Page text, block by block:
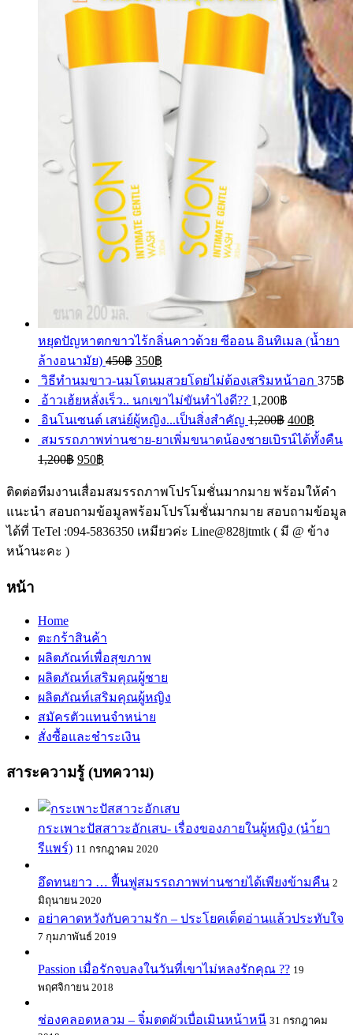
หยุดปัญหาตกขาวไร้กลิ่นคาวด้วย ซีออน อินทิเมล (น้ำยา
ล้างอนามัย) 450฿ 350฿
วิธีทำนมขาว-นมโตนมสวยโดยไม่ต้องเสริมหน้าอก 375฿
อ้าวเฮ้ยหลั่งเร็ว.. นกเขาไม่ขันทำไงดี?? 1,200฿
อินโนเซนต์ เสน่ย์ผู้หญิง...เป็นสิ่งสำคัญ 1,200฿ 400฿
สมรรถภาพท่านชาย-ยาเพิ่มขนาดน้องชายเบิรน์ได้ทั้งคืน
1,200฿ 950฿
ติดต่อทีมงานเสื่อมสมรรถภาพโปรโมชั่นมากมาย พร้อมให้คำ
แนะนำ สอบถามข้อมูลพร้อมโปรโมชั่นมากมาย สอบถามข้อมูล
ได้ที่ TeTel :094-5836350 เหมียวค่ะ Line@828jtmtk ( มี @ ข้าง
หน้านะคะ )
หน้า
Home
ตะกร้าสินค้า
ผลิตภัณท์เพื่อสุขภาพ
ผลิตภัณท์เสริมคุณผู้ชาย
ผลิตภัณท์เสริมคุณผู้หญิง
สมัครตัวแทนจำหน่าย
สั่งซื้อและชำระเงิน
สาระความรู้ (บทความ)
กระเพาะปัสสาวะอักเสบ- เรื่องของภายในผู้หญิง (นำ้ยา
รีแพร์) 11 กรกฎาคม 2020
อึดทนยาว … ฟื้นฟูสมรรถภาพท่านชายได้เพียงข้ามคืน 2
มิถุนายน 2020
อย่าคาดหวังกับความรัก – ประโยคเด็ดอ่านแล้วประทับใจ
7 กุมภาพันธ์ 2019
Passion เมื่อรักจบลงในวันที่เขาไม่หลงรักคุณ ?? 19
พฤศจิกายน 2018
ช่องคลอดหลวม – จิ๋มตดผัวเบื่อเมินหน้าหนี 31 กรกฎาคม